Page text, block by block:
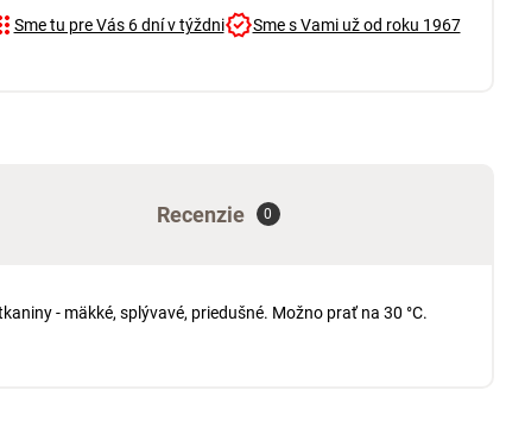
Sme tu pre Vás 6 dní v týždni Sme s Vami už od roku 1967
Recenzie 0
- mäkké, splývavé, priedušné. Možno prať na 30 °C.